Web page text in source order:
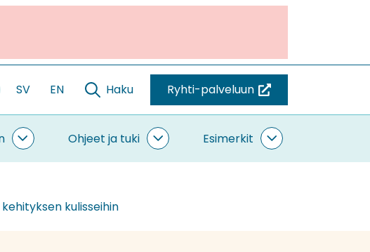
SV EN Haku Ryhti-palveluun
(siirryt
toiseen
palveluun)
Rakentaminen
alasivut
Ohjeet ja tuki
Ohjeet
ja
Esimerkit
Esimerkit
alasivut
kulisseihin